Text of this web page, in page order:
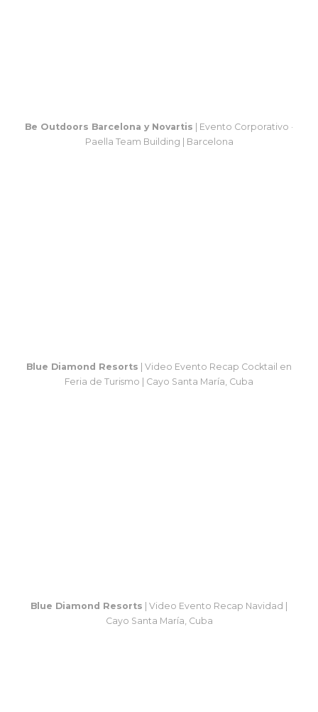
Be Outdoors Barcelona y Novartis | Evento Corporativo ·
Paella Team Building | Barcelona
Blue Diamond Resorts | Video Evento Recap Cocktail en
Feria de Turismo | Cayo Santa María, Cuba
Blue Diamond Resorts | Video Evento Recap Navidad |
Cayo Santa María, Cuba